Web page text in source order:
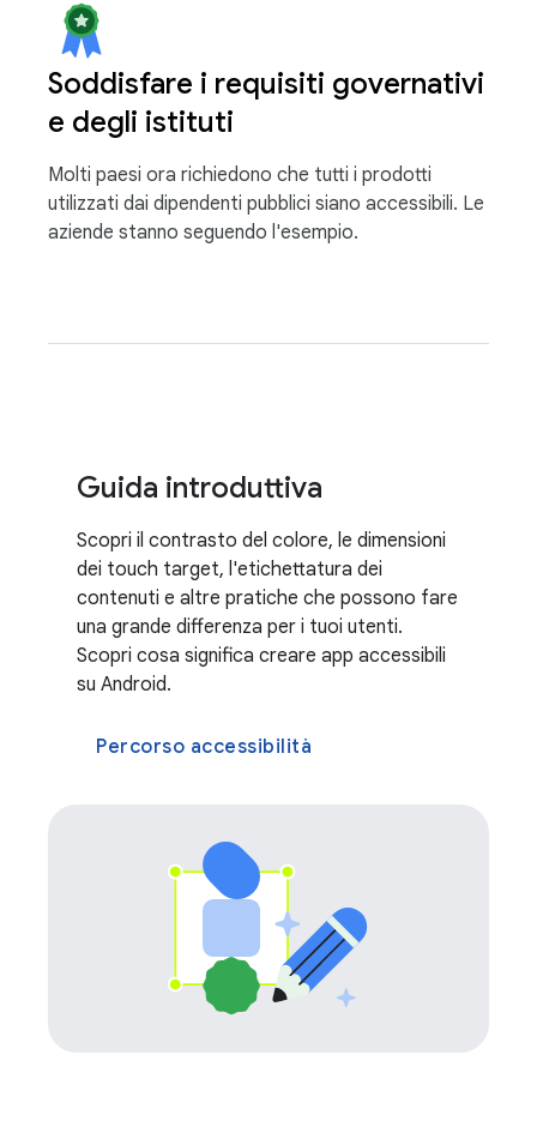
Soddisfare i requisiti governativi
e degli istituti
Molti paesi ora richiedono che tutti i prodotti
utilizzati dai dipendenti pubblici siano accessibili. Le
aziende stanno seguendo l'esempio.
Guida introduttiva
Scopri il contrasto del colore, le dimensioni
dei touch target, l'etichettatura dei
contenuti e altre pratiche che possono fare
una grande differenza per i tuoi utenti.
Scopri cosa significa creare app accessibili
su Android.
Percorso accessibilità